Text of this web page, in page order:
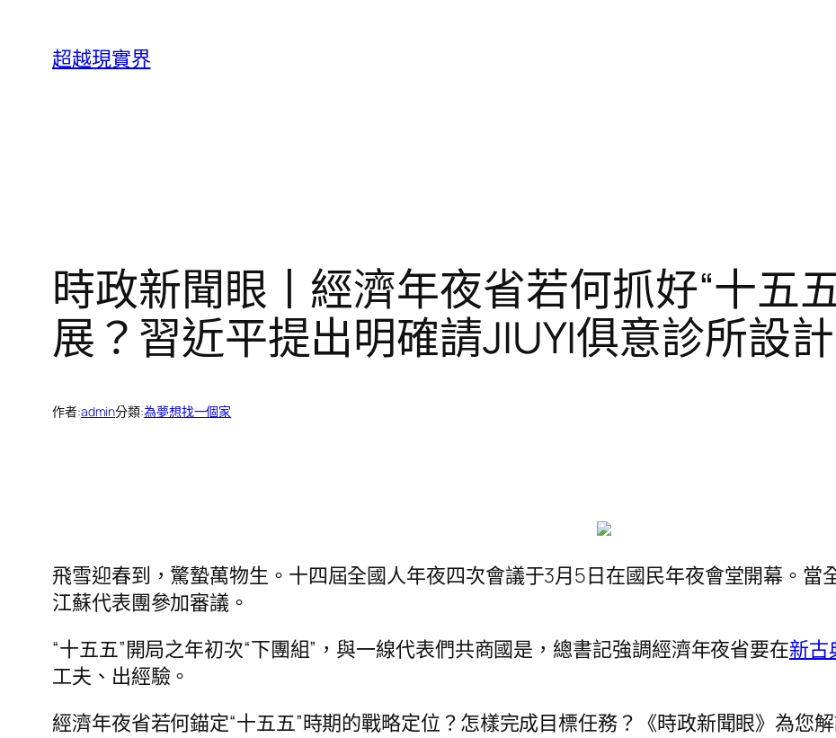
超越現實界
時政新聞眼丨經濟年夜省若何抓好“十五
展？習近平提出明確請JIUYI俱意診所設
作者:admin分類:為夢想找一個家
飛雪迎春到，驚蟄萬物生。十四屆全國人年夜四次會議于3月5日在國民年夜會堂開幕。當
江蘇代表團參加審議。
“十五五”開局之年初次“下團組”，與一線代表們共商國是，總書記強調經濟年夜省要在新古
工夫、出經驗。
經濟年夜省若何錨定“十五五”時期的戰略定位？怎樣完成目標任務？《時政新聞眼》為您解